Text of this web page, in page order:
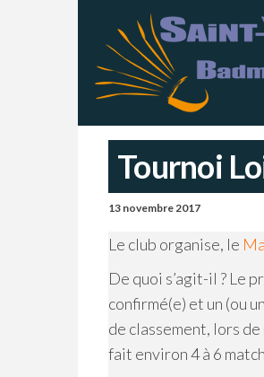
Tournoi
13 novembre 2017
Le club organise, le
De quoi s’agit-il ? Le
confirmé(e) et un (ou
de classement, lors
fait environ 4 à 6